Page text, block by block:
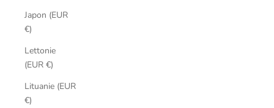
Japon (EUR
€)
Lettonie
(EUR €)
Lituanie (EUR
€)